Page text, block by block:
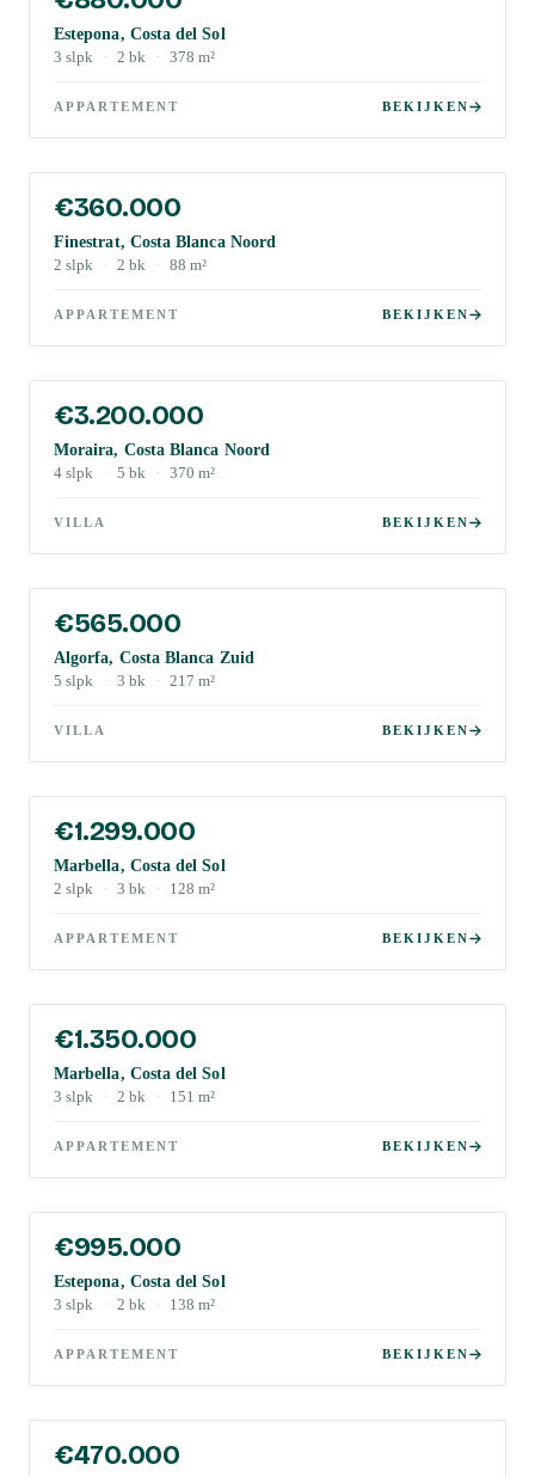
Estepona, Costa del Sol
3 slpk · 2 bk · 378 m²
APPARTEMENT BEKIJKEN
€360.000
Finestrat, Costa Blanca Noord
2 slpk · 2 bk · 88 m²
APPARTEMENT BEKIJKEN
€3.200.000
Moraira, Costa Blanca Noord
4 slpk · 5 bk · 370 m²
VILLA BEKIJKEN
€565.000
Algorfa, Costa Blanca Zuid
5 slpk · 3 bk · 217 m²
VILLA BEKIJKEN
€1.299.000
Marbella, Costa del Sol
2 slpk · 3 bk · 128 m²
APPARTEMENT BEKIJKEN
€1.350.000
Marbella, Costa del Sol
3 slpk · 2 bk · 151 m²
APPARTEMENT BEKIJKEN
€995.000
Estepona, Costa del Sol
3 slpk · 2 bk · 138 m²
APPARTEMENT BEKIJKEN
€470.000